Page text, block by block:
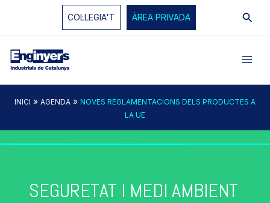
COL·LEGIA'T ÀREA PRIVADA
INICI » AGENDA » NOVES REGLAMENTACIONS DELS PRODUCTES A
LA UE
SEGURETAT I MEDI AMBIENT